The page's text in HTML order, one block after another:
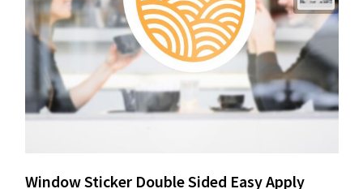
Window Sticker Double Sided Easy Apply